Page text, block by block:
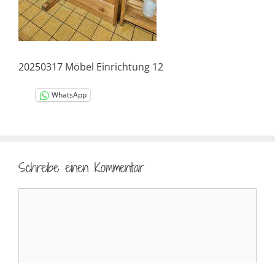
20250317 Möbel Einrichtung 12
WhatsApp
Schreibe einen Kommentar